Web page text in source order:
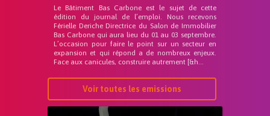
Le Bâtiment Bas Carbone est le sujet de cette
édition du journal de l’emploi. Nous recevons
Férielle Deriche Directrice du Salon de Immobilier
Bas Carbone qui aura lieu du 01 au 03 septembre.
L’occasion pour faire le point sur un secteur en
expansion et qui répond a de nombreux enjeux.
Face aux canicules, construire autrement [&h...
Voir toutes les emissions